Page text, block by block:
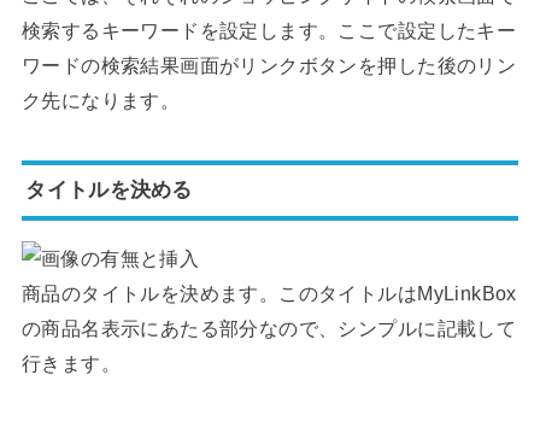
検索するキーワードを設定します。ここで設定したキー
ワードの検索結果画面がリンクボタンを押した後のリン
ク先になります。
タイトルを決める
商品のタイトルを決めます。このタイトルはMyLinkBox
の商品名表示にあたる部分なので、シンプルに記載して
行きます。